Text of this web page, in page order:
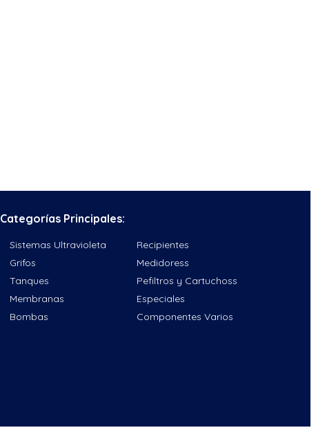
Categorías Principales:
Sistemas Ultravioleta
Grifos
Tanques
Membranas
Bombas
Recipientes
Medidoress
Pefiltros y Cartuchoss
Especiales
Componentes Varios